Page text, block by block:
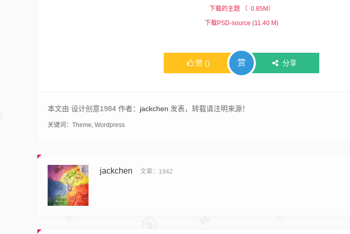
下载的主题 （ 0.85M）
下载PSD-source (11.40 M)
赞 () 赏 分享
本文由 设计创意1984 作者： jackchen 发表，转载请注明来源！
关键词： Theme, Wordpress
jackchen 文章：1942